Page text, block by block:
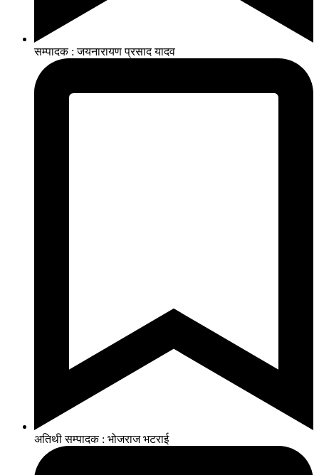
सम्पादक : जयनारायण प्रसाद यादव
अतिथी सम्पादक : भोजराज भटराई